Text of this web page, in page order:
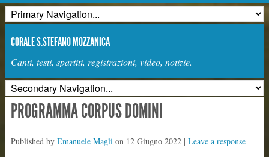
CORALE S.STEFANO MOZZANICA
Canti, testi, spartiti, registrazioni, video, notizie.
PROGRAMMA CORPUS DOMINI
Published by Emanuele Maglion 12 Giugno 2022| Leave a response